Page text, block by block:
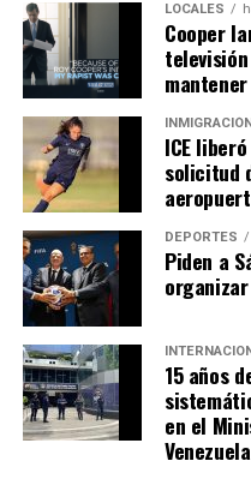
LOCALES
Cooper
INMIGRACIÓN
ICE
solicitud
DEPORTES
Piden a
15 años
en el
Venezuela